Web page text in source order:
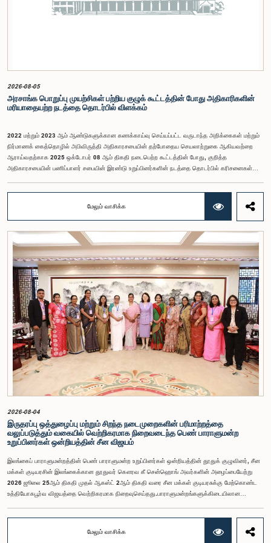
2026-08-05
அரசாங்க பொறுப்பு முயற்சிகள் பற்றிய குழுக் கூட்டத்தின் போது அதிகாரிகளின்
மரியாதையற்ற நடத்தை தொடர்பில் விளக்கம்
2022 மற்றும் 2023 ஆம் ஆண்டுகளுக்கான கணக்காய்வு செய்யப்பட்ட வருடாந்த அறிக்கைகள் மற்றும்
நிர்மாணக் கைத்தொழில் அபிவிருத்தி அதிகாரசபையின் தற்போதைய செயலாற்றுகை ஆகியவற்றை
ஆராய்வதற்காக 2025 ஒக்டோபர் 08 ஆம் திகதி நடைபெற்ற கூட்டத்தின் போது, குறித்த
அதிகாரசபையின் பணிப்பாளர் சபையின் இரண்டு உறுப்பினர்களின் நடத்தை தொடர்பில் கரிசனைகள்
இக்கூட்டத்தில் கலந்துகொண்டார் என்பதைக் குழு அவதானித்தது. மேலும், தாபிக்கப்பட்ட பாராளுமன்ற
நடைமுறை மற்றும் ஒழுங்குமுறைகளுக்கு முரணான வகையில், தவிசாளரின் முன் அனுமதியைப்
பெறாமலேயே இரு அதிகாரிகளும் குழுவின் நடவடிக்கைகளிலிருந்து வெளியேறினர். இச்சம்பவங்களைத்
தொடர்ந்து, அரசாங்க பொறுப்பு முயற்சிகள் பற்றிய குழுவின் கௌரவ தவிசாளரினால் எழுப்பப்பட்ட
சிறப்புரிமைப் பிரச்சினையினையடுத்து, பாராளுமன்றத்தை அவமதித்தமை தொடர்பான
குற்றச்சாட்டுகளின் பேரில் இரு அதிகாரிகளும் 2026 பெப்ரவரி 17 ஆம் திகதி ஒழுக்கநெறிகள் மற்றும்
சிறப்புரிமைகள் பற்றிய குழுவின் முன்னிலையில் ஆஜராகினர். இந்த நடவடிக்கைகளின் போது, அவர்கள்
தமது நடத்தைக்காக மனப்பூர்வமான மன்னிப்பைக் கோரினர். உரிய பரிசீலனையின் பின்னர்,
அதிகாரிகள் தமது செயல்களின் தீவிரத்தை ஏற்றுக்கொண்டுள்ளார்கள் என்பதையும், பாராளுமன்றக்
குழுக்களின் அதிகாரம், கௌரவம் மற்றும் தாபிக்கப்பட்ட நடைமுறைகளை மதிப்பதன்
முக்கியத்துவத்தைப் புரிந்துள்ளமையை வெளிப்படுத்தியுள்ளனர் என்பதையும் கவனத்திற்கொண்டு,
ஒழுக்கநெறிகள் மற்றும் சிறப்புரிமைகள் பற்றிய குழுவானது அரசாங்க பொறுப்பு முயற்சிகள் பற்றிய
குழுவின் தவிசாளருடன் இணைந்து அவர்களது மன்னிப்பை ஏற்றுக்கொண்டது.பாராளுமன்றக்
குழுக்களின் முன்னிலையில் ஆஜராகும் அனைத்து தனிநபர்களும் மிக உயர்ந்த நடத்தை தரநிலைகளைக்
கடைப்பிடிக்க வேண்டும், நாடாளுமன்ற நடைமுறைகளுக்கு இணங்க வேண்டும் மற்றும் எல்லா
நேரங்களிலும் நாடாளுமன்றத்தின் கண்ணியம் மற்றும் அதிகாரத்தை நிலைநிறுத்த வேண்டும் என்று
இந்தக் குழு வலியுறுத்த விரும்புகிறது.அரசாங்க பொறுப்பு முயற்சிகள் பற்றிய குழுஇலங்கை
பாராளுமன்றம்
மேலும் வாசிக்க
2026-08-04
இருதரப்பு ஒத்துழைப்பு மற்றும் சிறந்த நடைமுறைகளின் பரிமாற்றத்தை
வலுப்படுத்தும் வகையில் வெற்றிகரமாக நிறைவடைந்த பெண் பாராளுமன்ற
உறுப்பினர்கள் ஒன்றியத்தின் சீன விஜயம்
இலங்கைப் பாராளுமன்றத்தின் பெண் பாராளுமன்ற உறுப்பினர்கள் ஒன்றியத்தின் தூதுக் குழுவினர், சீன
மக்கள் குடியரசின் இலங்கைக்கான தூதுவர் கௌரவ கீ சென்ஹொங் அவர்களின் அழைப்பையேற்று
2026 ஜூலை 25ஆம் திகதி முதல் ஆகஸ்ட் 2ஆம் திகதி வரை சீன மக்கள் குடியரசுக்கு மேற்கொண்ட
உத்தியோகபூர்வ விஜயத்தை வெற்றிகரமாக நிறைவுசெய்தது.பாராளுமன்றங்களுக்கிடையிலான
நோக்கங்களாக அமைந்தன.சீனாவுக்கு விஜயம் மேற்கொண்ட தூதுக் குழுவிற்கு கௌரவ மகளிர் மற்றும்
சிறுவர் அலுவல்கள் அமைச்சர் சரோஜா சாவித்திரி போல்ராஜ் அவர்கள் தலைமைதாங்கியதுடன், இதில்
மேலும் வாசிக்க